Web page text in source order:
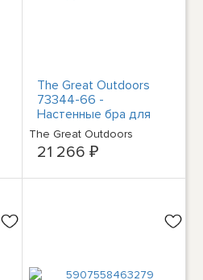
The Great Outdoors
73344-66 -
Настенные бра для
наружного освещения
The Great Outdoors
21 266 ₽